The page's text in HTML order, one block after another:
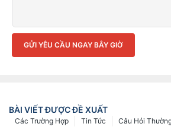
GỬI YÊU CẦU NGAY BÂY GIỜ
BÀI VIẾT ĐƯỢC ĐỀ XUẤT
Câu Hỏi
Tin Tức
Các Trường Hợp